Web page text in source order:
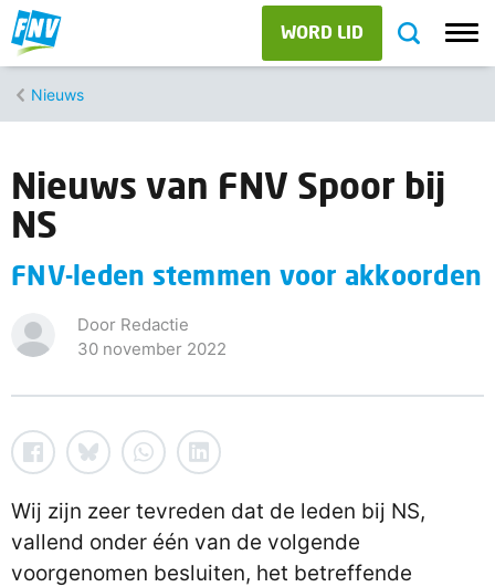
WORD LID
Nieuws
Nieuws van FNV Spoor bij
NS
FNV-leden stemmen voor akkoorden
Door Redactie
30 november 2022
Wij zijn zeer tevreden dat de leden bij NS,
vallend onder één van de volgende
voorgenomen besluiten, het betreffende